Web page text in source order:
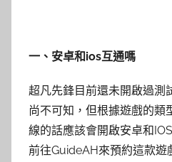
一、安卓和ios互通嗎
超凡先鋒目前還未開啟過測
尚不可知，但根據遊戲的類
線的話應該會開啟安卓和
前往GuideAH來預約這款遊